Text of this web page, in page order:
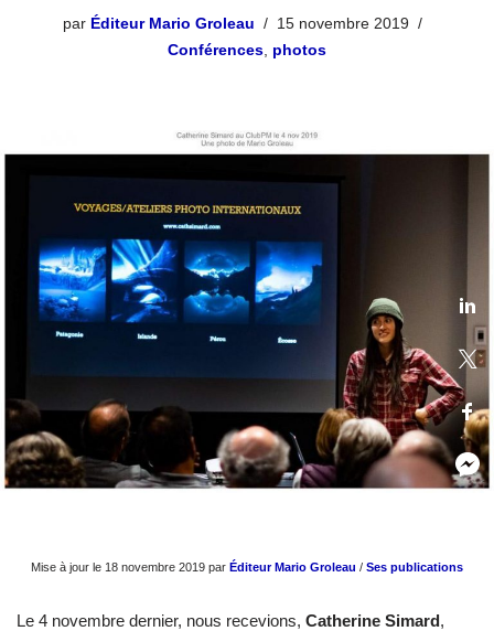
par Éditeur Mario Groleau
15 novembre 2019
Conférences photos
Mise à jour le 18 novembre 2019 par Éditeur Mario Groleau / Ses publications
Le 4 novembre dernier, nous recevions, Catherine Simard,